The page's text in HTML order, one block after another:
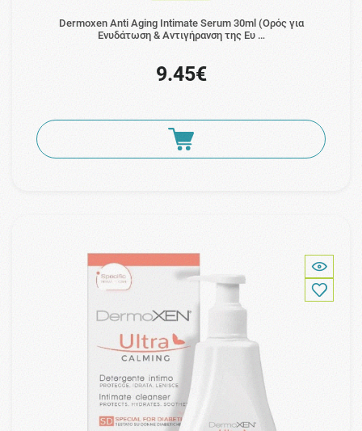
Dermoxen Anti Aging Intimate Serum 30ml (Ορός για
Ενυδάτωση & Αντιγήρανση της Ευ …
9.45€